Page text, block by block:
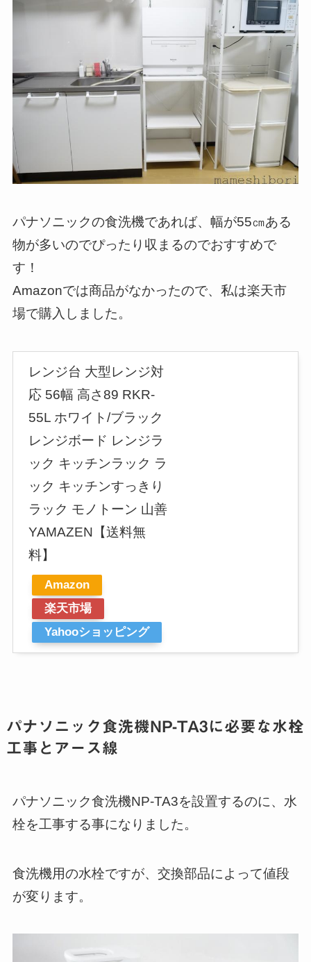
パナソニックの食洗機であれば、幅が55㎝ある
物が多いのでぴったり収まるのでおすすめで
す！
Amazonでは商品がなかったので、私は楽天市
場で購入しました。
レンジ台 大型レンジ対
応 56幅 高さ89 RKR-
55L ホワイト/ブラック
レンジボード レンジラ
ック キッチンラック ラ
ック キッチンすっきり
ラック モノトーン 山善
YAMAZEN【送料無
料】
Amazon
楽天市場
Yahooショッピング
パナソニック食洗機NP-TA3に必要な水栓
工事とアース線
パナソニック食洗機NP-TA3を設置するのに、水
栓を工事する事になりました。
食洗機用の水栓ですが、交換部品によって値段
が変ります。